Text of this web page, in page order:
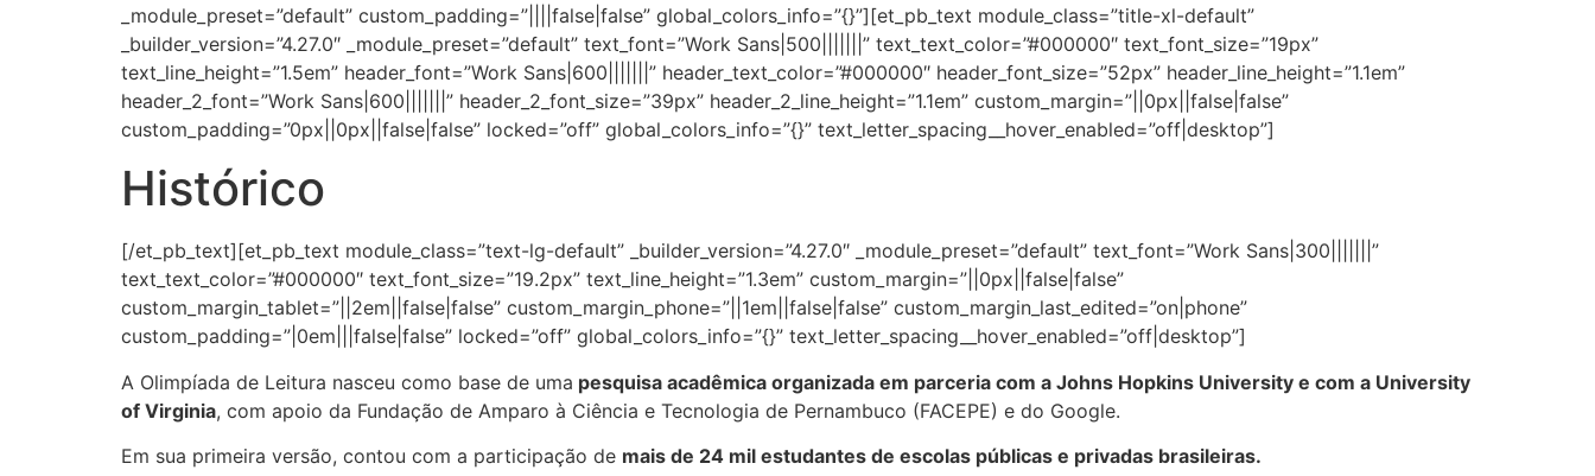
_module_preset=”default” custom_padding=”||||false|false” global_colors_info=”{}”][et_pb_text module_class=”title-xl-default”
_builder_version=”4.27.0″ _module_preset=”default” text_font=”Work Sans|500|||||||” text_text_color=”#000000″ text_font_size=”19px”
text_line_height=”1.5em” header_font=”Work Sans|600|||||||” header_text_color=”#000000″ header_font_size=”52px” header_line_height=”1.1em”
header_2_font=”Work Sans|600|||||||” header_2_font_size=”39px” header_2_line_height=”1.1em” custom_margin=”||0px||false|false”
custom_padding=”0px||0px||false|false” locked=”off” global_colors_info=”{}” text_letter_spacing__hover_enabled=”off|desktop”]
Histórico
[/et_pb_text][et_pb_text module_class=”text-lg-default” _builder_version=”4.27.0″ _module_preset=”default” text_font=”Work Sans|300|||||||”
text_text_color=”#000000″ text_font_size=”19.2px” text_line_height=”1.3em” custom_margin=”||0px||false|false”
custom_margin_tablet=”||2em||false|false” custom_margin_phone=”||1em||false|false” custom_margin_last_edited=”on|phone”
custom_padding=”|0em|||false|false” locked=”off” global_colors_info=”{}” text_letter_spacing__hover_enabled=”off|desktop”]
A Olimpíada de Leitura nasceu como base de uma pesquisa acadêmica organizada em parceria com a Johns Hopkins University e com a University
of Virginia, com apoio da Fundação de Amparo à Ciência e Tecnologia de Pernambuco (FACEPE) e do Google.
Em sua primeira versão, contou com a participação de mais de 24 mil estudantes de escolas públicas e privadas brasileiras.